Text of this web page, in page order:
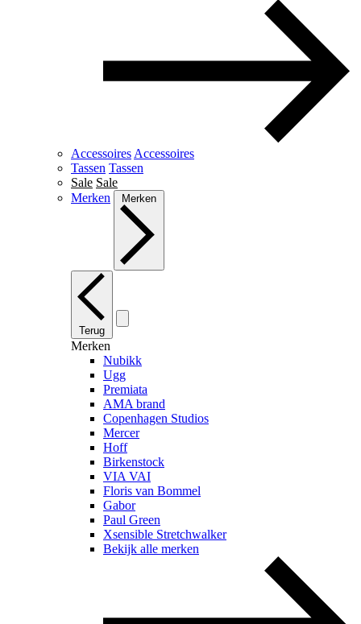
Accessoires Accessoires
Tassen Tassen
Sale Sale
Merken
Merken
Terug
Merken
Nubikk
Ugg
Premiata
AMA brand
Copenhagen Studios
Mercer
Hoff
Birkenstock
VIA VAI
Floris van Bommel
Gabor
Paul Green
Xsensible Stretchwalker
Bekijk alle merken